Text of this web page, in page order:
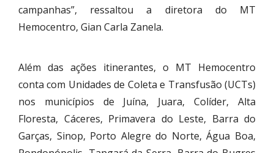
campanhas”, ressaltou a diretora do MT
Hemocentro, Gian Carla Zanela.
Além das ações itinerantes, o MT Hemocentro
conta com Unidades de Coleta e Transfusão (UCTs)
nos municípios de Juína, Juara, Colíder, Alta
Floresta, Cáceres, Primavera do Leste, Barra do
Garças, Sinop, Porto Alegre do Norte, Água Boa,